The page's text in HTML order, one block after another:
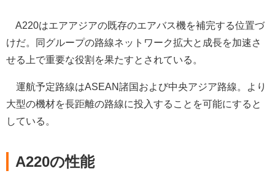
A220はエアアジアの既存のエアバス機を補完する位置づ
けだ。同グループの路線ネットワーク拡大と成長を加速さ
せる上で重要な役割を果たすとされている。
運航予定路線はASEAN諸国および中央アジア路線。より
大型の機材を長距離の路線に投入することを可能にすると
している。
A220の性能